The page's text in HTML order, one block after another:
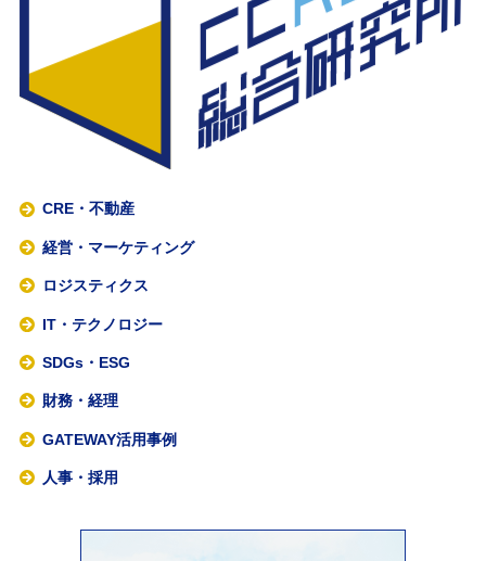
CRE・不動産
経営・マーケティング
ロジスティクス
IT・テクノロジー
SDGs・ESG
財務・経理
GATEWAY活用事例
人事・採用